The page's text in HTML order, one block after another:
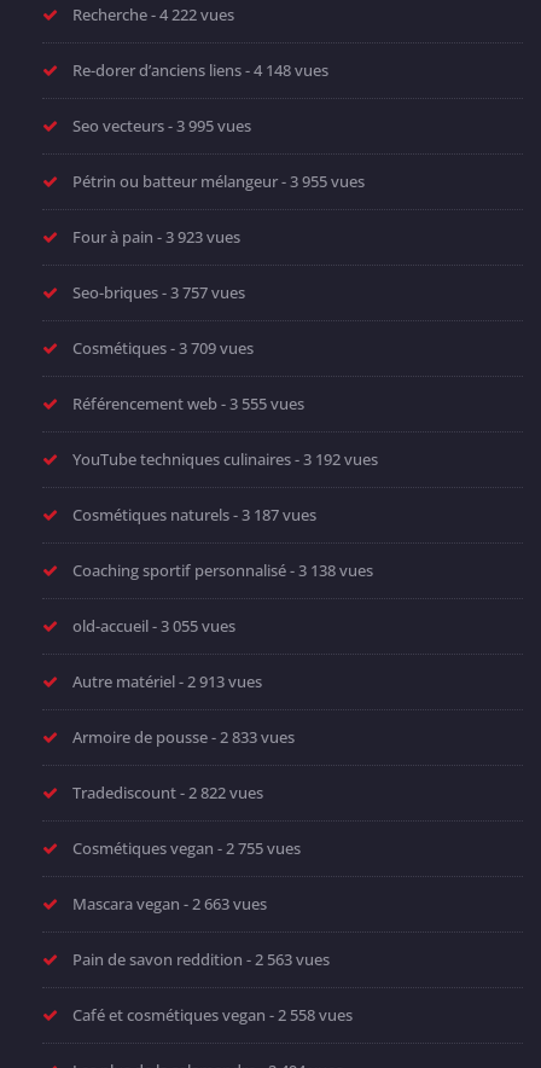
Recherche- 4 222 vues
Re-dorer d’anciens liens- 4 148 vues
Seo vecteurs- 3 995 vues
Pétrin ou batteur mélangeur- 3 955 vues
Four à pain - 3 923 vues
Seo-briques- 3 757 vues
Cosmétiques- 3 709 vues
Référencement web- 3 555 vues
YouTube techniques culinaires- 3 192 vues
Cosmétiques naturels- 3 187 vues
Coaching sportif personnalisé- 3 138 vues
old-accueil- 3 055 vues
Autre matériel- 2 913 vues
Armoire de pousse- 2 833 vues
Tradediscount- 2 822 vues
Cosmétiques vegan - 2 755 vues
Mascara vegan - 2 663 vues
Pain de savon reddition - 2 563 vues
Café et cosmétiques vegan - 2 558 vues